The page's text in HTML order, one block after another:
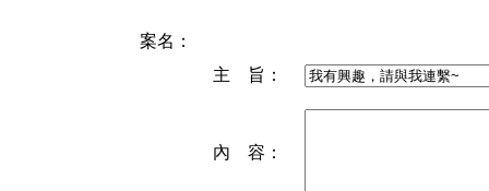
案名：
主 旨：
內 容：